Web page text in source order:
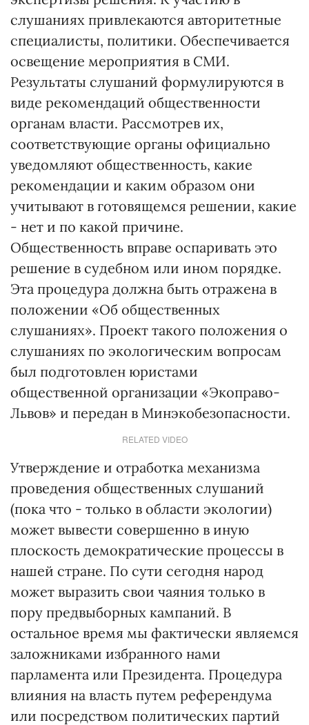
слушаниях привлекаются авторитетные
специалисты, политики. Обеспечивается
освещение мероприятия в СМИ.
Результаты слушаний формулируются в
виде рекомендаций общественности
органам власти. Рассмотрев их,
соответствующие органы официально
уведомляют общественность, какие
рекомендации и каким образом они
учитывают в готовящемся решении, какие
- нет и по какой причине.
Общественность вправе оспаривать это
решение в судебном или ином порядке.
Эта процедура должна быть отражена в
положении «Об общественных
слушаниях». Проект такого положения о
слушаниях по экологическим вопросам
был подготовлен юристами
общественной организации «Экоправо-
Львов» и передан в Минэкобезопасности.
RELATED VIDEO
Утверждение и отработка механизма
проведения общественных слушаний
(пока что - только в области экологии)
может вывести совершенно в иную
плоскость демократические процессы в
нашей стране. По сути сегодня народ
может выразить свои чаяния только в
пору предвыборных кампаний. В
остальное время мы фактически являемся
заложниками избранного нами
парламента или Президента. Процедура
влияния на власть путем референдума
или посредством политических партий